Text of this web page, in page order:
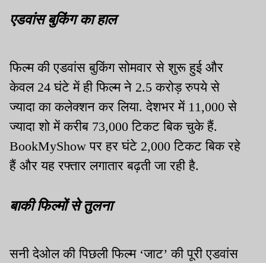
एडवांस बुकिंग का हाल
फिल्म की एडवांस बुकिंग सोमवार से शुरू हुई और
केवल 24 घंटे में ही फिल्म ने 2.5 करोड़ रुपये से
ज्यादा का कलेक्शन कर लिया. देशभर में 11,000 से
ज्यादा शो में करीब 73,000 टिकट बिक चुके हैं.
BookMyShow पर हर घंटे 2,000 टिकट बिक रहे
हैं और यह रफ्तार लगातार बढ़ती जा रही है.
बाकी फिल्मों से तुलना
सनी देओल की पिछली फिल्म ‘जाट’ की पूरी एडवांस